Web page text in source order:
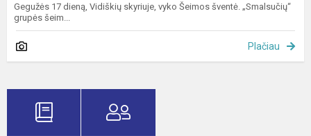
Gegužės 17 dieną, Vidiškių skyriuje, vyko Šeimos šventė. „Smalsučių“
grupės šeim...
Plačiau